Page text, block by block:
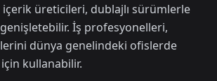
üreticileri, dublajlı sürümlerle
genişletebilir. İş profesyonelleri,
dünya genelindeki ofislerde
kullanabilir.